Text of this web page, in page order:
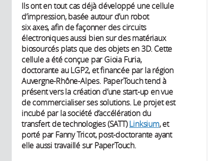
Ils ont en tout cas déjà développé une cellule
d’impression, basée autour d’un robot
six axes, afin de façonner des circuits
électroniques aussi bien sur des matériaux
biosourcés plats que des objets en 3D. Cette
cellule a été conçue par Gioia Furia,
doctorante au LGP2, et financée par la région
Auvergne-Rhône-Alpes. PaperTouch tend à
présent vers la création d’une start-up en vue
de commercialiser ses solutions. Le projet est
incubé par la société d’accélération du
transfert de technologies (SATT)Linksium, et
porté par Fanny Tricot, post-doctorante ayant
elle aussi travaillé sur PaperTouch.